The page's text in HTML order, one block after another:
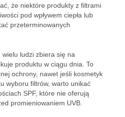
że niektóre produkty z filtrami
pod wpływem ciepła lub
przeterminowanych
ludzi zbiera się na
produktu w ciągu dnia. To
ochrony, nawet jeśli kosmetyk
wyboru filtrów, warto unikać
SPF, które nie oferują
promieniowaniem UVB.